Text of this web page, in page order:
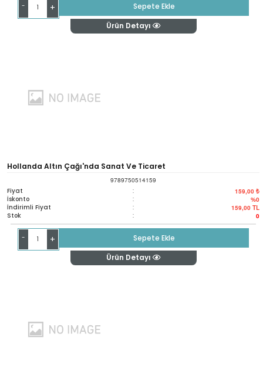
- +
Sepete Ekle
Ürün Detayı
Hollanda Altın Çağı'nda Sanat Ve Ticaret
9789750514159
Fiyat : 159,00 ₺
İskonto : %0
İndirimli Fiyat : 159,00 TL
Stok : 0
- +
Sepete Ekle
Ürün Detayı